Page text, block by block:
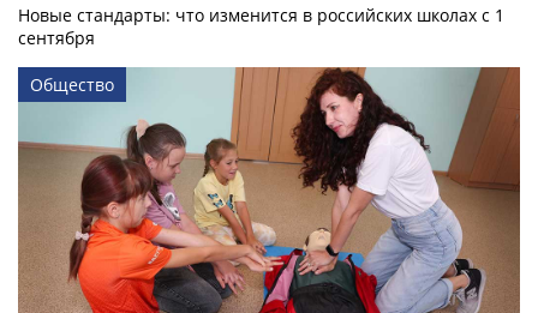
Новые стандарты: что изменится в российских школах с 1
сентября
Общество